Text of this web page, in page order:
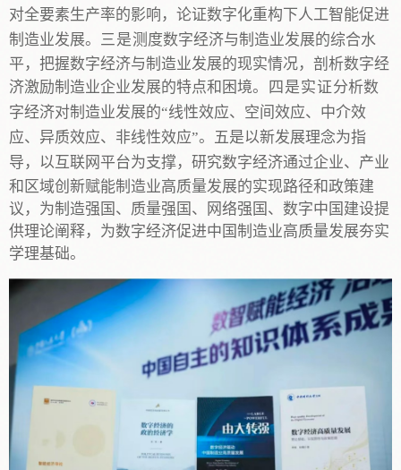
对全要素生产率的影响 ，论证数字化重构下人工智能促进
制造业发展。 三是测度数字经济与制造业发展的综合水
平，把握数字经济与制造业发展的现实情况，剖析数字经
济激励制造业企业发展的特点和困境。四是实证分析数
字经济对制造业发展的“线性效应、空间效应、中介效
应、异质效应、非线性效应”。五是以新发展理念为指
导，以互联网平台为支撑，研究数字经济通过企业、 产业
和区域创新赋能制造业高质量发展的实现路径和政策建
议， 为制造强国、质量强国、网络强国、数字中国建设提
供理论阐释，为数字经济促进中国制造业高质量发展夯实
学理基础。